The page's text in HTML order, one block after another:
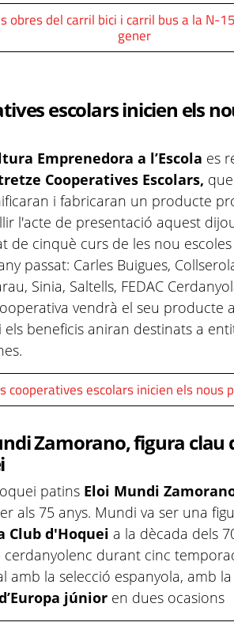
obres del carril bici i carril bus a la N-
gener
escolars inicien els
Emprenedora a l’Escola es
Cooperatives Escolars,
i fabricaran un producte
l'acte de presentació aquest
de cinquè curs de les nou
passat: Carles Buigues,
Sinia, Saltells, FEDAC
vendrà el seu producte
i els beneficis aniran destinats a
cooperatives escolars inicien els nous
Zamorano, figura clau
patins Eloi Mundi
als 75 anys. Mundi va ser una
Club d'Hoquei a la dècada dels
cerdanyolenc durant cinc
amb la selecció espanyola, amb
júnior en dues ocasions